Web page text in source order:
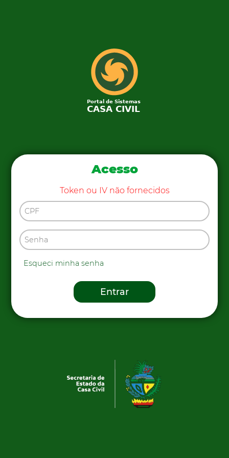
Acesso
Token ou IV não fornecidos
Esqueci minha senha
Entrar